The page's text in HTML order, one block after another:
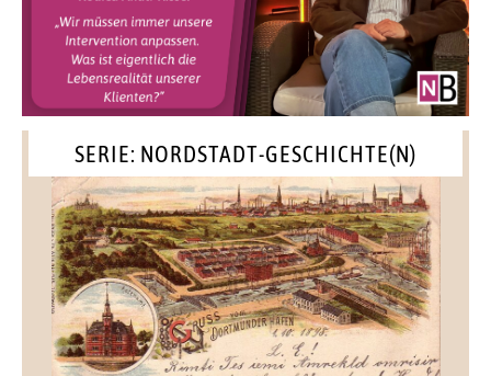
SERIE: NORDSTADT-GESCHICHTE(N)